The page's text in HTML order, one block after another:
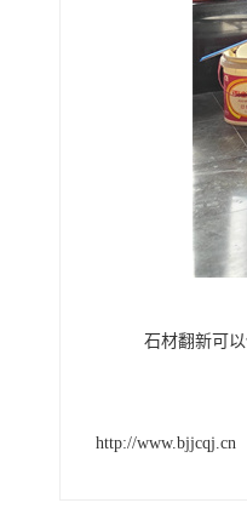
石材翻新可
http://www.bjjcqj.cn